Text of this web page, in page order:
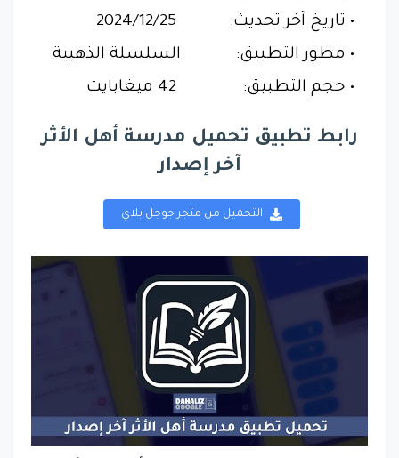
تاريخ آخر تحديث:
مطور التطبيق:
السلسلة الذهبية
حجم التطبيق:
42 ميغابايت
رابط تطبيق تحميل مدرسة أهل الأثر
آخر إصدار
التحميل من متجر جوجل بلاي